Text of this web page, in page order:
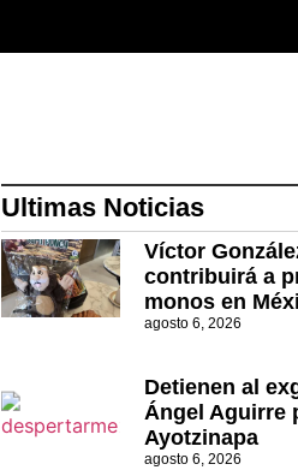
Ultimas Noticias
Víctor
contribuirá a
monos en
agosto 6, 2026
Detienen al
Ángel Aguirre
Ayotzinapa
agosto 6, 2026